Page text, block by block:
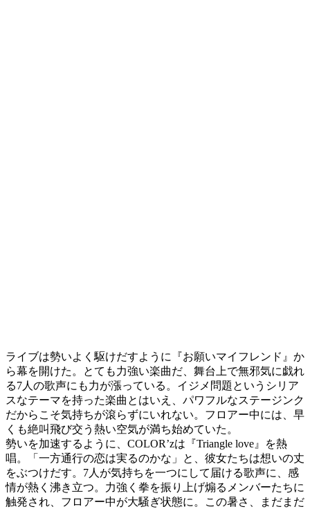
ライブは勢いよく駆けだすように『お願いマイフレンド』か
ら幕を開けた。とても力強い楽曲だ、舞台上で無邪気に戯れ
る7人の歌声にも力が漲っている。イジメ問題というシリア
スなテーマを持った楽曲とはいえ、パワフルなステージンク
だからこそ気持ちが滾らずにいれない。フロアー中には、早
くも絶叫飛び交う熱い空気が満ち始めていた。
勢いを加速するように、COLOR’zは『Triangle love』を熱
唱。「一方通行の恋は実るのかな」と、彼女たちは想いの丈
をぶつけだす。7人が気持ちを一つにして届ける歌声に、感
情が熱く沸き立つ。力強く拳を振り上げ煽るメンバーたちに
触発され、フロアー中が大騒ぎ状態に。この暑さ、まだまだ